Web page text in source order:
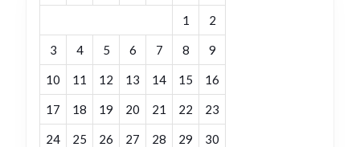
1
2
3 4 5 6 7 8 9
10 11 12 13 14 15 16
17 18 19 20 21 22 23
24 25 26 27 28 29 30